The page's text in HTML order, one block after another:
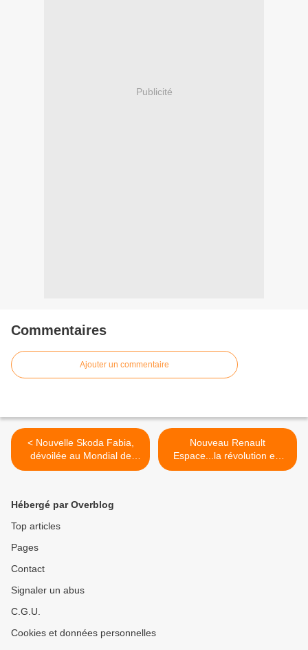
Publicité
Commentaires
Ajouter un commentaire
< Nouvelle Skoda Fabia,
dévoilée au Mondial de
l'Auto
Nouveau Renault
Espace...la révolution est
en marche! >
Hébergé par Overblog
Top articles
Pages
Contact
Signaler un abus
C.G.U.
Cookies et données personnelles